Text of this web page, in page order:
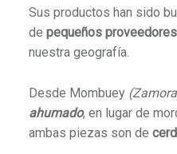
Sus productos han sido
de pequeños proveedores
nuestra geografía.
Desde Mombuey
ahumado, en lugar de
ambas piezas son de